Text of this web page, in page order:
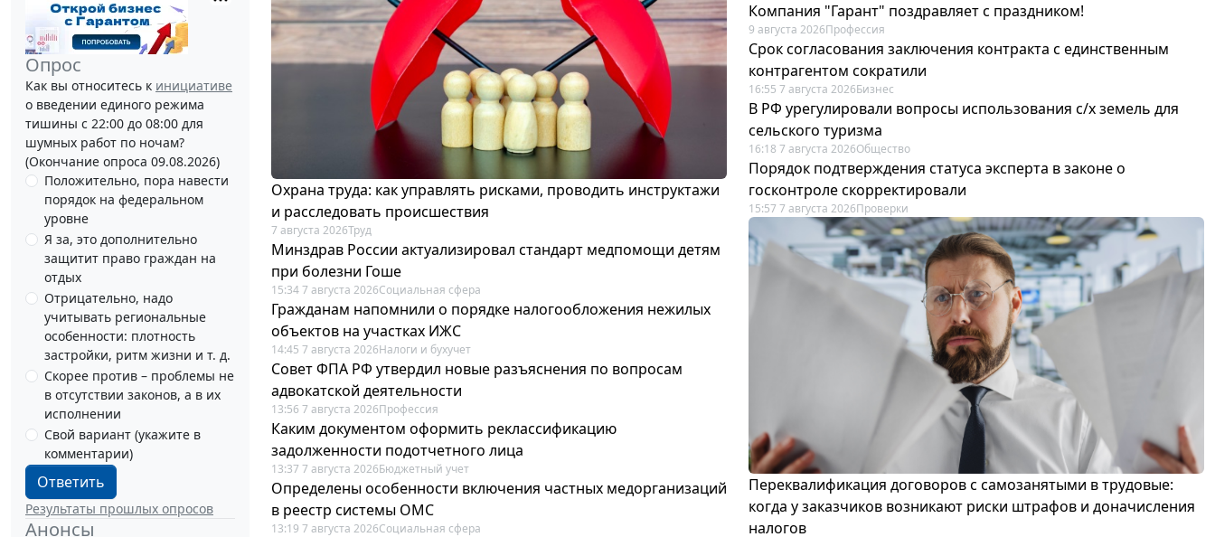
Опрос
Как вы относитесь к инициативе
о введении единого режима
тишины с 22:00 до 08:00 для
шумных работ по ночам?
(Окончание опроса 09.08.2026)
Положительно, пора навести
порядок на федеральном
уровне
Я за, это дополнительно
защитит право граждан на
отдых
Отрицательно, надо
учитывать региональные
особенности: плотность
застройки, ритм жизни и т. д.
Скорее против – проблемы не
в отсутствии законов, а в их
исполнении
Свой вариант (укажите в
комментарии)
Ответить
Результаты прошлых опросов
Анонсы
Охрана труда: как управлять рисками, проводить инструктажи
и расследовать происшествия
7 августа 2026Труд
Минздрав России актуализировал стандарт медпомощи детям
при болезни Гоше
15:34 7 августа 2026Социальная сфера
Гражданам напомнили о порядке налогообложения нежилых
объектов на участках ИЖС
14:45 7 августа 2026Налоги и бухучет
Совет ФПА РФ утвердил новые разъяснения по вопросам
адвокатской деятельности
13:56 7 августа 2026Профессия
Каким документом оформить реклассификацию
задолженности подотчетного лица
13:37 7 августа 2026Бюджетный учет
Определены особенности включения частных медорганизаций
в реестр системы ОМС
13:19 7 августа 2026Социальная сфера
Компания "Гарант" поздравляет с праздником!
9 августа 2026Профессия
Срок согласования заключения контракта с единственным
контрагентом сократили
16:55 7 августа 2026Бизнес
В РФ урегулировали вопросы использования с/х земель для
сельского туризма
16:18 7 августа 2026Общество
Порядок подтверждения статуса эксперта в законе о
госконтроле скорректировали
15:57 7 августа 2026Проверки
Переквалификация договоров с самозанятыми в трудовые:
когда у заказчиков возникают риски штрафов и доначисления
налогов